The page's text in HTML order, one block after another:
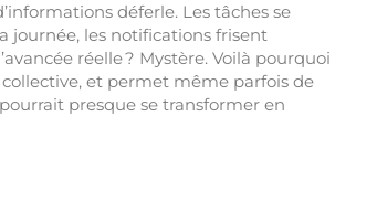
déferle. Les tâches se
journée, les notifications frisent
réelle ? Mystère. Voilà pourquoi
collective, et permet même parfois de
presque se transformer en